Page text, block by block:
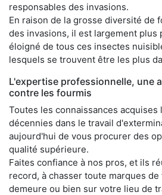
responsables des invasions.
En raison de la grosse diversité de
des invasions, il est largement plus
éloigné de tous ces insectes
lesquels se trouvent être les plus
L'expertise professionnelle, une
contre les fourmis
Toutes les connaissances
décennies dans le travail
aujourd'hui de vous procurer des
qualité supérieure.
Faites confiance à nos pros, et ils
record, à chasser toute marques
demeure ou bien sur votre lieu de